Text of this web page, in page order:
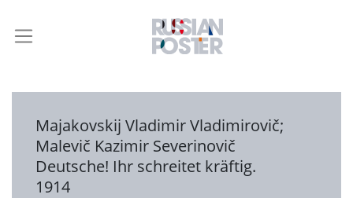
Majakovskij Vladimir Vladimirovič;
Malevič Kazimir Severinovič
Deutsche! Ihr schreitet kräftig.
1914